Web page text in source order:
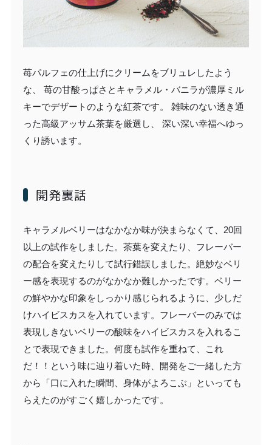
苺パルフェの仕上げにクリームをブリュレしたよう
な、 苺の甘酸っぱさとキャラメル・バニラが濃厚ミル
キーでデザートのような紅茶です。 雑味のない透き通
った高級アッサム茶葉を厳選し、 深い深い幸福へゆっ
くり誘います。
開発裏話
キャラメルベリーはなかなか味が決まらなくて、20回
以上の試作をしました。茶葉を変えたり、フレーバー
の配合を変えたりして試行錯誤しました。絶妙なベリ
ー感を表現するのがなかなか難しかったです。ベリー
の鮮やかな印象をしっかり感じられるように、少しだ
けハイビスカスを入れています。フレーバーのみでは
表現しきないベリーの酸味をハイビスカスを入れるこ
とで表現できました。何度も試作を重ねて、これ
だ！！という味に辿り着いた時、開発をご一緒した方
から「口に入れた瞬間、身体がよろこぶ」といっても
らえたのがすごく嬉しかったです。